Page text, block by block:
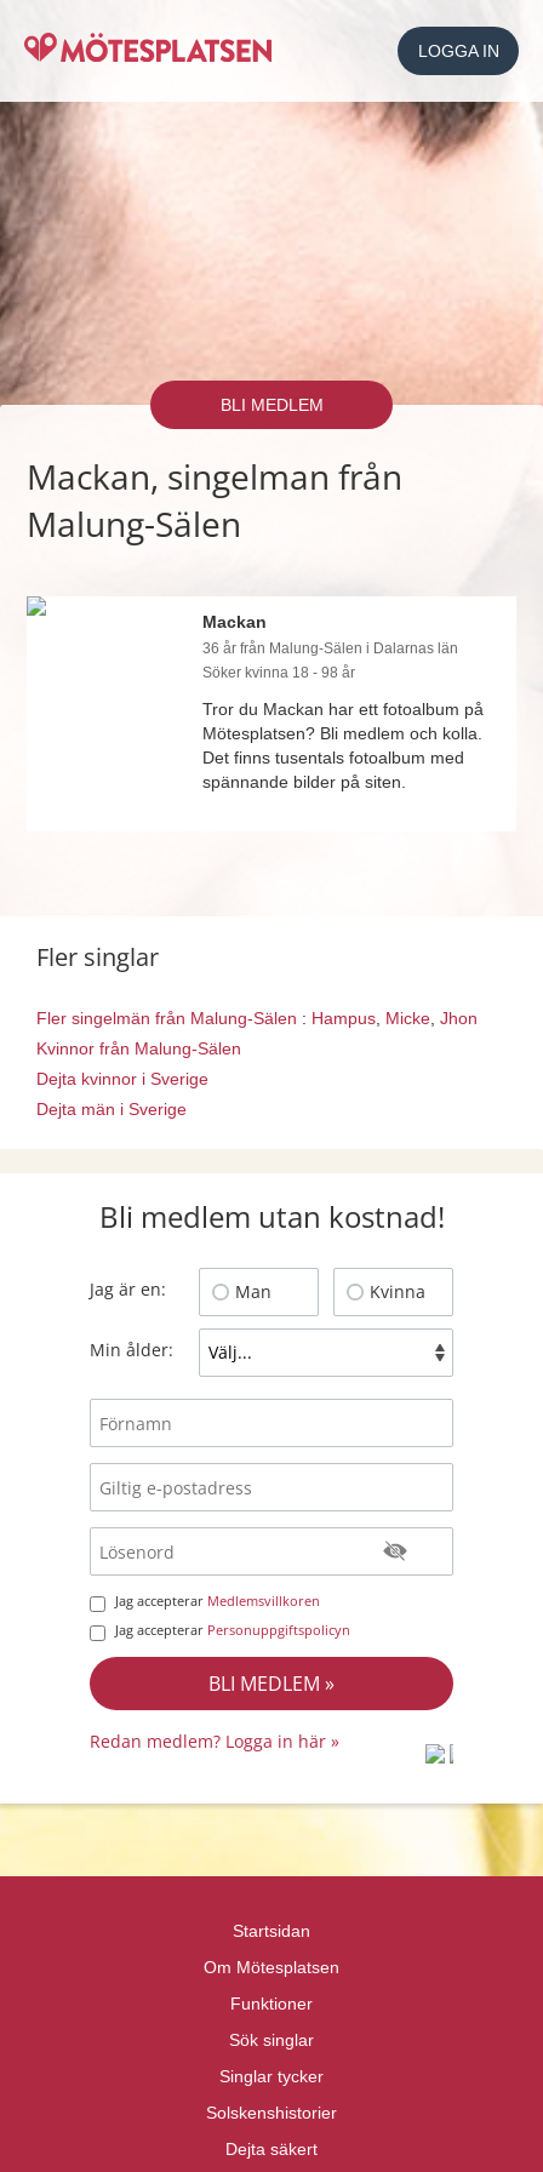
LOGGA IN
BLI MEDLEM
Mackan, singelman från
Malung-Sälen
Mackan
36 år från Malung-Sälen i Dalarnas län
Söker kvinna 18 - 98 år
Tror du Mackan har ett fotoalbum på
Mötesplatsen? Bli medlem och kolla.
Det finns tusentals fotoalbum med
spännande bilder på siten.
Fler singlar
Fler singelmän från Malung-Sälen : Hampus Micke Jhon
Kvinnor från Malung-Sälen
Dejta kvinnor i Sverige
Dejta män i Sverige
Bli medlem utan kostnad!
Jag är en: Man Kvinna
Min ålder:
Jag accepterar Medlemsvillkoren
Jag accepterar Personuppgiftspolicyn
Redan medlem? Logga in här »
Startsidan
Om Mötesplatsen
Funktioner
Sök singlar
Singlar tycker
Solskenshistorier
Dejta säkert